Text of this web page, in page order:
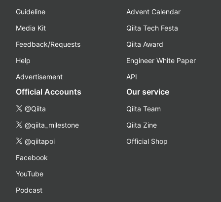
Guideline
Media Kit
Feedback/Requests
Help
Advertisement
Advent Calendar
Qiita Tech Festa
Qiita Award
Engineer White Paper
API
Official Accounts
@Qiita
@qiita_milestone
@qiitapoi
Facebook
YouTube
Podcast
Our service
Qiita Team
Qiita Zine
Official Shop